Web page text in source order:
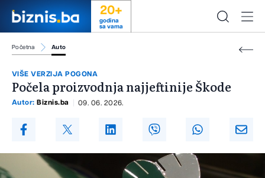
20+
godina
sa vama
Početna Auto
VIŠE VERZIJA POGONA
Počela proizvodnja najjeftinije Škode
Autor: Biznis.ba 09. 06. 2026.